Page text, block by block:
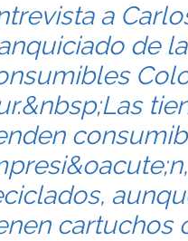
a
de
cartuchos